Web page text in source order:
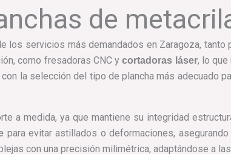
de
los servicios más demandados en Zaragoza,
como fresadoras CNC ycortadoras láser, lo
la selección del tipo de plancha más adecuado
a medida, ya que mantiene su integridad
para evitar astillados o deformaciones,
con una precisión milimétrica, adaptándose a las